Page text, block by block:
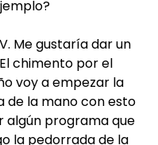
Me gustaría dar un
chimento por el
voy a empezar la
de la mano con esto
algún programa que
la pedorrada de la